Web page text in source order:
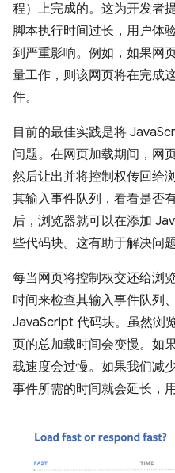
程）上完成的。这为开发者
脚本执行时间过长，用户体
到严重影响。例如，如果网
量工作，则该网页将在完成
件。
目前的最佳实践是将
问题。在网页加载期间，网
然后让出并将控制权传回给
其输入事件队列，看看是否
后，浏览器就可以在添加
些代码块。这有助于解决问
每当网页将控制权交还给浏
时间来检查其输入事件队列
JavaScript 代码块。虽然浏
页的总加载时间会变慢。如
载速度会过慢。如果我们减
事件所需的时间就会延长，